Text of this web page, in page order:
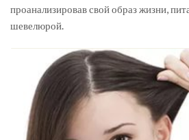
проанализировав свой образ жизни,
шевелюрой.